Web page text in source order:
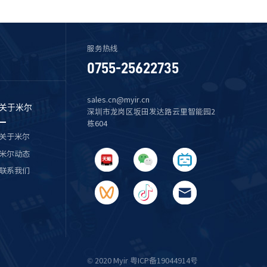
于米尔
于米尔
尔动态
系我们
服务热线
0755-25622735
sales.cn@myir.cn
深圳市龙岗区坂田发达路云里智能园2
栋604
© 2020 Myir 粤ICP备19044914号